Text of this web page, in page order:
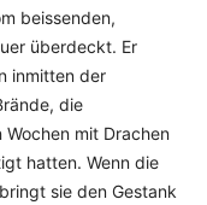
beissenden,
überdeckt. Er
inmitten der
die
Wochen mit Drachen
hatten. Wenn die
sie den Gestank